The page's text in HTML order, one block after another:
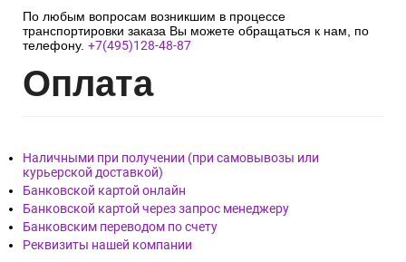
По любым вопросам возникшим в процессе
транспортировки заказа Вы можете обращаться к нам, по
телефону. +7(495)128-48-87
Оплата
Наличными при получении (при самовывозы или
курьерской доставкой)
Банковской картой онлайн
Банковской картой через запрос менеджеру
Банковским переводом по счету
Реквизиты нашей компании